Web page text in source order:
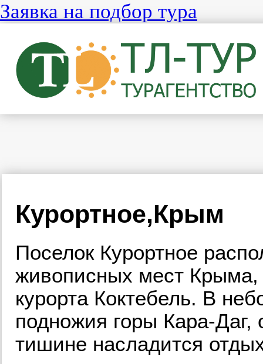
Заявка на подбор тура
Курортное,Крым
Поселок Курортное
живописных мест Крыма,
курорта Коктебель. В
подножия горы Кара-
тишине насладится